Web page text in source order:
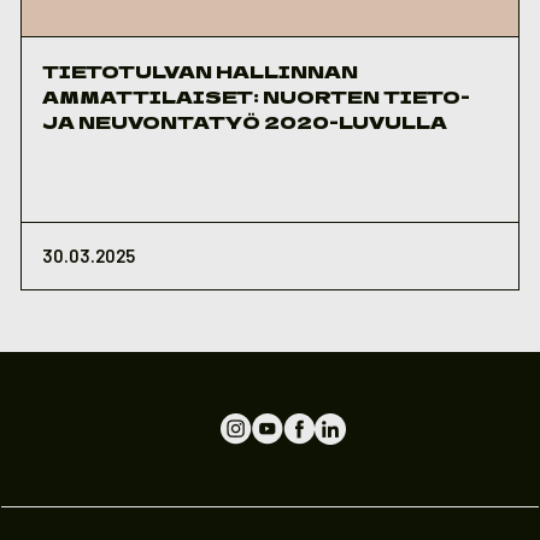
TIETOTULVAN HALLINNAN
AMMATTILAISET: NUORTEN TIETO-
JA NEUVONTATYÖ 2020-LUVULLA
30.03.2025